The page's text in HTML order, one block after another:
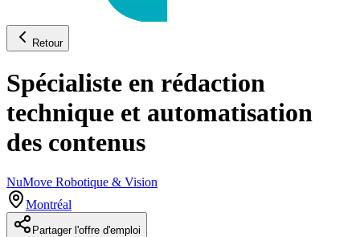
Retour
Spécialiste en rédaction
technique et automatisation
des contenus
NuMove Robotique & Vision
Montréal
Partager l'offre d'emploi